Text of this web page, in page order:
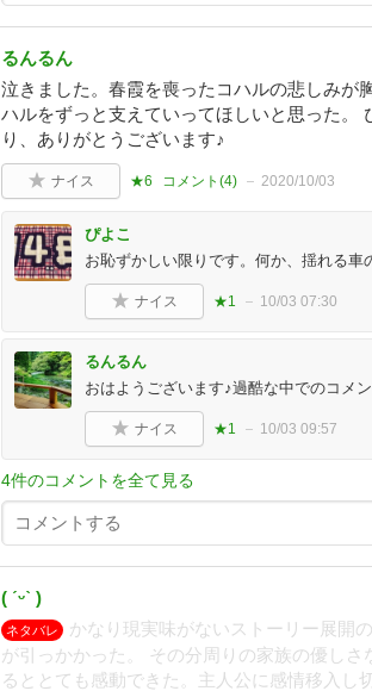
るんるん
泣きました。春霞を喪ったコハルの悲しみが
ハルをずっと支えていってほしいと思った。
り、ありがとうございます♪
ナイス ★6 コメント(4) 2020/10/03
ぴよこ
お恥ずかしい限りです。何か、揺れる車
ナイス ★1 10/03 07:30
るんるん
おはようございます♪過酷な中でのコメ
ナイス ★1 10/03 09:57
4件のコメントを全て見る
( ˊᵕˋ )
ネタバレ
かなり現実味がないストーリー展開
が引っかかった。 その分周りの家族の優し
るととても感動できた。主人公に感情移入し